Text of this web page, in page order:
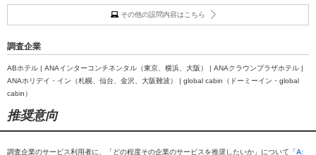
その他の設問内容はこちら
調査企業
ABホテル | ANAインターコンチネンタル（東京、横浜、大阪） | ANAクラウンプラザホテル |
ANAホリデイ・イン（札幌、仙台、金沢、大阪難波） | global cabin（ドーミーイン・global
cabin）
推奨意向
調査企業のサービス利用者に、「どの程度その企業のサービスを推奨したいか」について「A: